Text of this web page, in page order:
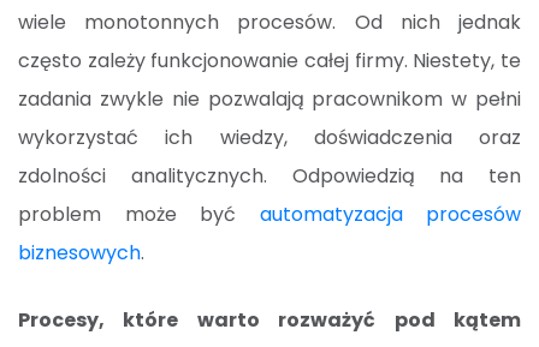
wiele monotonnych procesów. Od nich jednak
często zależy funkcjonowanie całej firmy. Niestety, te
zadania zwykle nie pozwalają pracownikom w pełni
wykorzystać ich wiedzy, doświadczenia oraz
zdolności analitycznych. Odpowiedzią na ten
problem może być automatyzacja procesów
biznesowych.
Procesy, które warto rozważyć pod kątem